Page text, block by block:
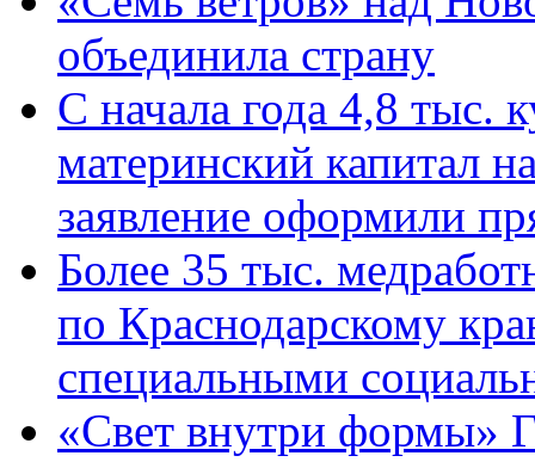
объединила страну
С начала года 4,8 тыс.
материнский капитал
заявление оформили
Более 35 тыс.
по Краснодарскому
специальными
«Свет внутри формы»